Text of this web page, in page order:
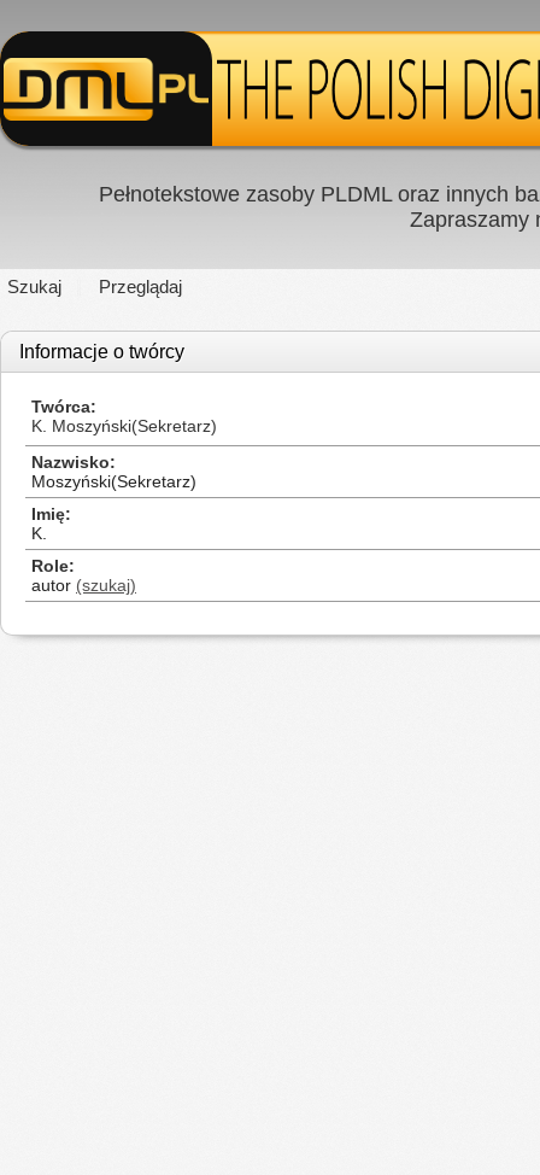
Pełnotekstowe zasoby PLDML oraz innych
Zapraszamy
Szukaj Przeglądaj
Informacje o twórcy
Twórca
K. Moszyński(Sekretarz)
Nazwisko
Moszyński(Sekretarz)
Imię
K.
Role
autor (szukaj)